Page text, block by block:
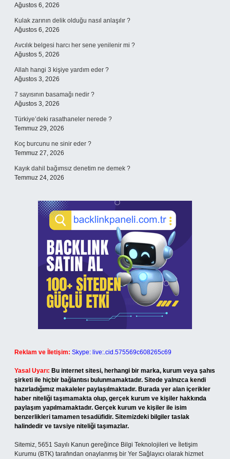
Ağustos 6, 2026
Kulak zarının delik olduğu nasıl anlaşılır ?
Ağustos 6, 2026
Avcılık belgesi harcı her sene yenilenir mi ?
Ağustos 5, 2026
Allah hangi 3 kişiye yardım eder ?
Ağustos 3, 2026
7 sayısının basamağı nedir ?
Ağustos 3, 2026
Türkiye’deki rasathaneler nerede ?
Temmuz 29, 2026
Koç burcunu ne sinir eder ?
Temmuz 27, 2026
Kayık dahil bağımsız denetim ne demek ?
Temmuz 24, 2026
Reklam ve İletişim: Skype: live:.cid.575569c608265c69
Yasal Uyarı: Bu internet sitesi, herhangi bir marka, kurum veya şahıs
şirketi ile hiçbir bağlantısı bulunmamaktadır. Sitede yalnızca kendi
hazırladığımız makaleler paylaşılmaktadır. Burada yer alan içerikler
haber niteliği taşımamakta olup, gerçek kurum ve kişiler hakkında
paylaşım yapılmamaktadır. Gerçek kurum ve kişiler ile isim
benzerlikleri tamamen tesadüfidir. Sitemizdeki bilgiler taslak
halindedir ve tavsiye niteliği taşımazlar.
Sitemiz, 5651 Sayılı Kanun gereğince Bilgi Teknolojileri ve İletişim
Kurumu (BTK) tarafından onaylanmış bir Yer Sağlayıcı olarak hizmet